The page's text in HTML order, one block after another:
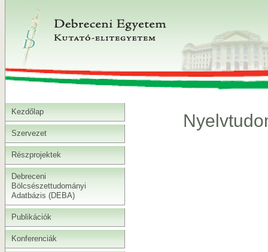
Kezdőlap
Szervezet
Részprojektek
Debreceni
Bölcsészettudományi
Adatbázis (DEBA)
Publikációk
Konferenciák